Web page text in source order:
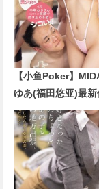
【小鱼Poker】
ゆあ(福田悠亚)最新
2026/09/01发布！